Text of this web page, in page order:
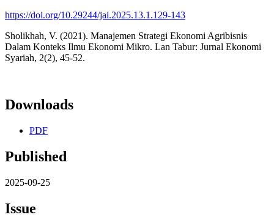
https://doi.org/10.29244/jai.2025.13.1.129-143
Sholikhah, V. (2021). Manajemen Strategi Ekonomi Agribisnis
Dalam Konteks Ilmu Ekonomi Mikro. Lan Tabur: Jurnal Ekonomi
Syariah, 2(2), 45-52.
Downloads
PDF
Published
2025-09-25
Issue